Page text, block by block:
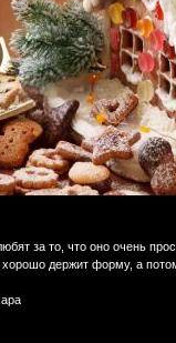
за то, что оно очень
держит форму, а